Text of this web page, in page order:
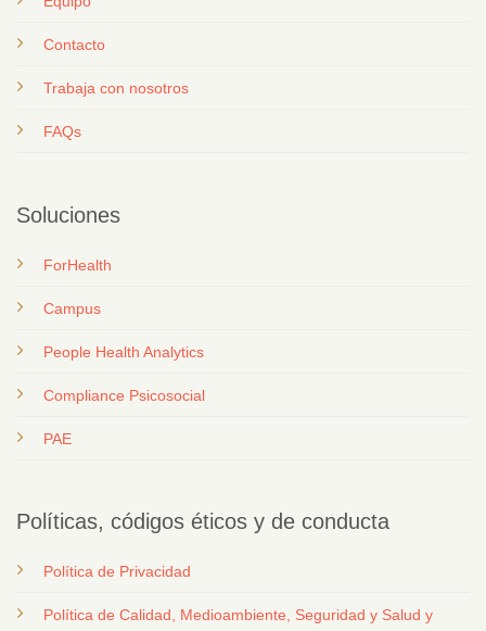
Contacto
Trabaja con nosotros
FAQs
Soluciones
ForHealth
Campus
People Health Analytics
Compliance Psicosocial
PAE
Políticas, códigos éticos y de conducta
Política de Privacidad
Política de Calidad, Medioambiente, Seguridad y Salud y